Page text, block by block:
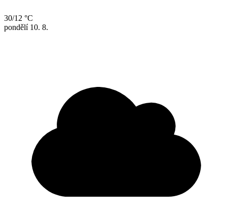
30/12 °C
pondělí 10. 8.